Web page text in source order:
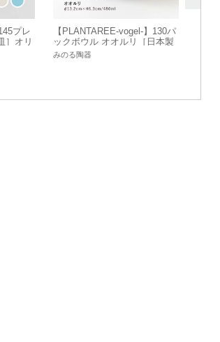
プレ
］オリ
【PLANTAREE-vogel-】130パ
ックボウル オオルリ［日本製
美濃焼 食器 小鉢］オリジナル
みのる陶器